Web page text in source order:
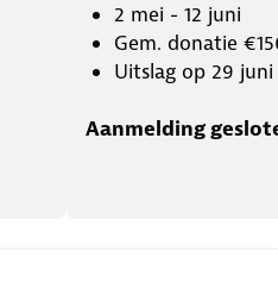
2 mei - 12 juni
Gem. donatie
Uitslag op 29 juni
Aanmelding